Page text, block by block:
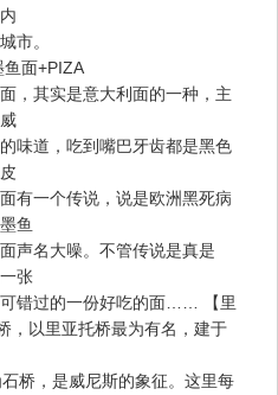
市。
面+PIZA
，其实是意大利面的一种，主
味道，吃到嘴巴牙齿都是黑色
有一个传说，说是欧洲黑死病
鱼
声名大噪。不管传说是真是
张
错过的一份好吃的面…… 【里
，以里亚托桥最为有名，建于
桥，是威尼斯的象征。这里每